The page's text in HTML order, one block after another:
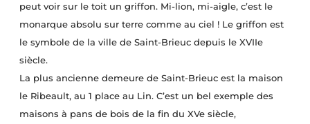
peut voir sur le toit un griffon. Mi-lion, mi-aigle, c’est le
monarque absolu sur terre comme au ciel ! Le griffon est
le symbole de la ville de Saint-Brieuc depuis le XVIIe
siècle.
La plus ancienne demeure de Saint-Brieuc est la maison
le Ribeault, au 1 place au Lin. C’est un bel exemple des
maisons à pans de bois de la fin du XVe siècle,